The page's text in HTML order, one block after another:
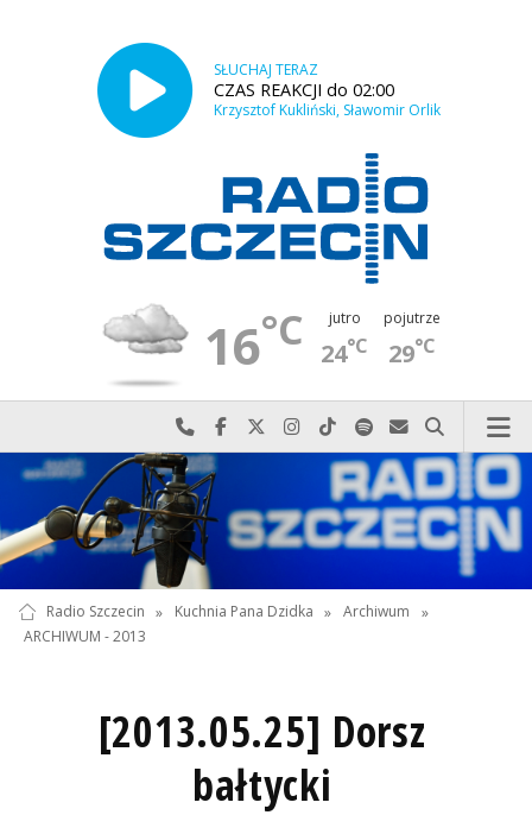
SŁUCHAJ TERAZ
CZAS REAKCJI do 02:00
Krzysztof Kukliński, Sławomir Orlik
16°C jutro
24°C
pojutrze
29°C
Najlepiej po prostu do nas zadzwoń
Odwiedź nas na Facebook-u
Odwiedź nas na X
Odwiedź nas na Instagram-ie
Odwiedź nas na TikTok-u
Szukaj nas na Spotify
Wyślij do nas
Szukaj
Radio Szczecin » Kuchnia Pana Dzidka » Archiwum
»
ARCHIWUM - 2013
[2013.05.25] Dorsz
bałtycki